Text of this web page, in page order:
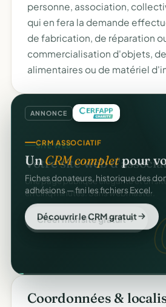
personne, association,
qui en fera la demande
de fabrication, de réparation
commercialisation d'objets,
alimentaires ou de matériel
ANNONCE
CRM ASSOCIATIF
UnCRM completpour
Fiches donateurs, historique des
adhésions — fini les fichiers Excel.
Découvrir le CRM gratuit
Coordonnées &